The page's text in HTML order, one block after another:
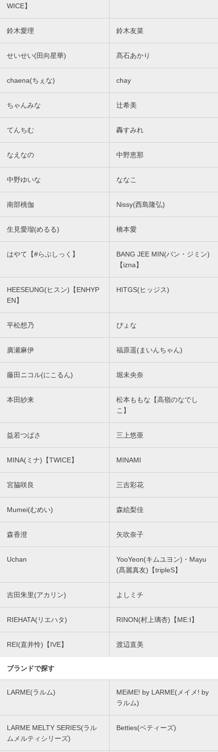
WICE】
鈴木愛理 鈴木友菜
せいせい(田向星華) 髙石あかり
chaena(ちぇな) chay
ちゃんみな 辻希美
てんちむ 轟すみれ
なえなの 中野恵那
中野ゆいな ななこ
南部桃伽 Nissy(西島隆弘)
生見愛瑠(めるる) 橋本愛
はやて【#らぶしっく】
BANG JEE MIN(バン・ジミン)
【izna】
HEESEUNG(ヒスン)【ENHYP
EN】
HITGS(ヒッジス)
平松想乃 ぴょな
廣瀬麻伊 福原遥(まいんちゃん)
藤田ニコル(にこるん) 堀未央奈
本田紗来
松本ももな【高嶺のなでし
こ】
益若つばさ 三上悠亜
MINA(ミナ)【TWICE】 MINAMI
宮脇咲良 三吉彩花
Mumei(むめい) 森絵梨佳
森香澄 矢吹奈子
Uchan
YooYeon(キムユヨン)・Mayu
(髙麗真友)【tripleS】
吉田朱里(アカリン) よしミチ
RIEHATA(リエハタ) RINON(村上璃杏)【ME:I】
REI(直井怜)【IVE】 渡辺直美
ブランドで探す
LARME(ラルム)
MEiME! by LARME(メイメ! by
ラルム)
LARME MELTY SERIES(ラル
ムメルティシリーズ)
Betties(ベティーズ)